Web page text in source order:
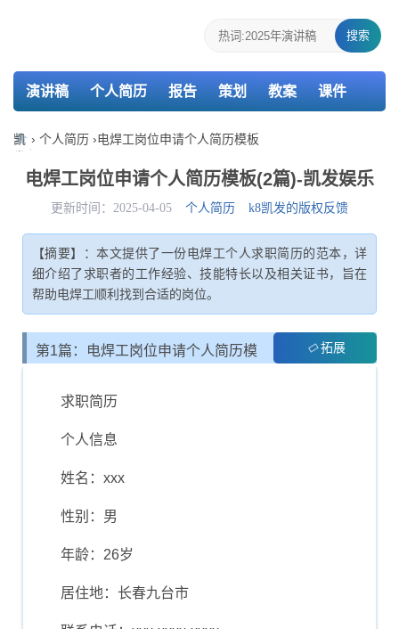
搜索
演讲稿 个人简历 报告 策划 教案 课件
检讨书 主持词
凯 › 个人简历 ›电焊工岗位申请个人简历模板
电焊工岗位申请个人简历模板(2篇)-凯发娱乐
更新时间：2025-04-05 个人简历 k8凯发的版权反馈
【摘要】：本文提供了一份电焊工个人求职简历的范本，详
细介绍了求职者的工作经验、技能特长以及相关证书，旨在
帮助电焊工顺利找到合适的岗位。
第1篇：电焊工岗位申请个人简历模 拓展
求职简历
个人信息
姓名：xxx
性别：男
年龄：26岁
居住地：长春九台市